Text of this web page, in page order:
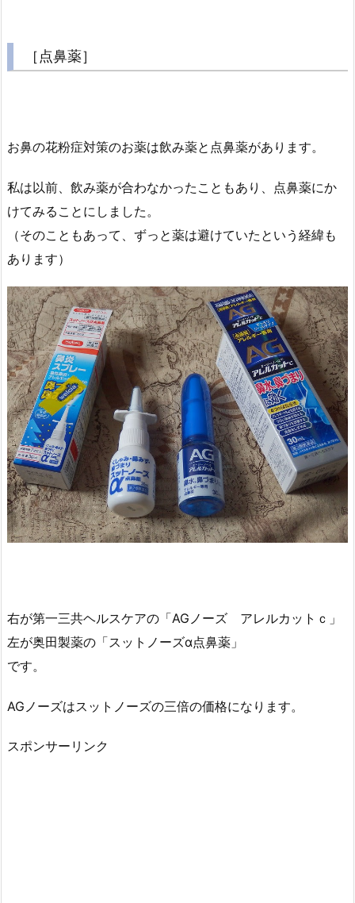
［点鼻薬］
お鼻の花粉症対策のお薬は飲み薬と点鼻薬があります。
私は以前、飲み薬が合わなかったこともあり、点鼻薬にか
けてみることにしました。
（そのこともあって、ずっと薬は避けていたという経緯も
あります）
右が第一三共ヘルスケアの「AGノーズ アレルカットｃ」
左が奥田製薬の「スットノーズα点鼻薬」
です。
AGノーズはスットノーズの三倍の価格になります。
スポンサーリンク